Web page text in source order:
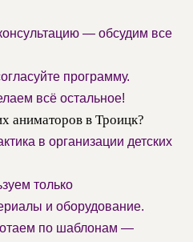
— обсудим все
программу.
всё остальное!
аниматоров в Троицк?
в организации детских
только
и оборудование.
по шаблонам —